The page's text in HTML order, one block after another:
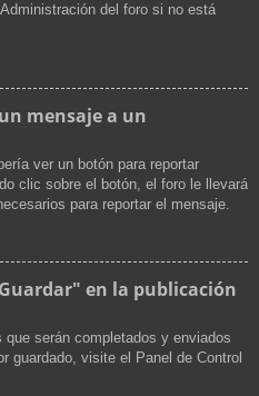
del foro si no está
mensaje a un
ver un botón para reportar
clic sobre el botón, el foro le llevará
para reportar el mensaje.
en la publicación
que serán completados y enviados
guardado, visite el Panel de Control